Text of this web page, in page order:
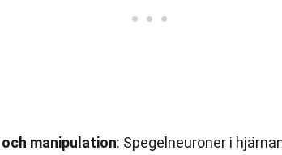
manipulation: Spegelneuroner i